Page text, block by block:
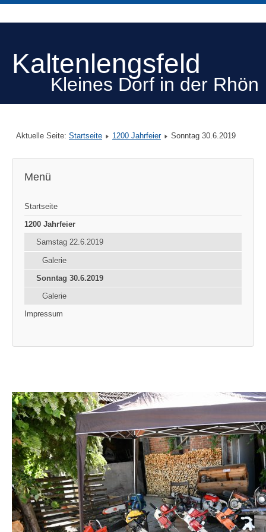
Kaltenlengsfeld
Kleines Dorf in der Rhön
Aktuelle Seite: Startseite 1200 Jahrfeier Sonntag 30.6.2019
Menü
Startseite
1200 Jahrfeier
Samstag 22.6.2019
Galerie
Sonntag 30.6.2019
Galerie
Impressum